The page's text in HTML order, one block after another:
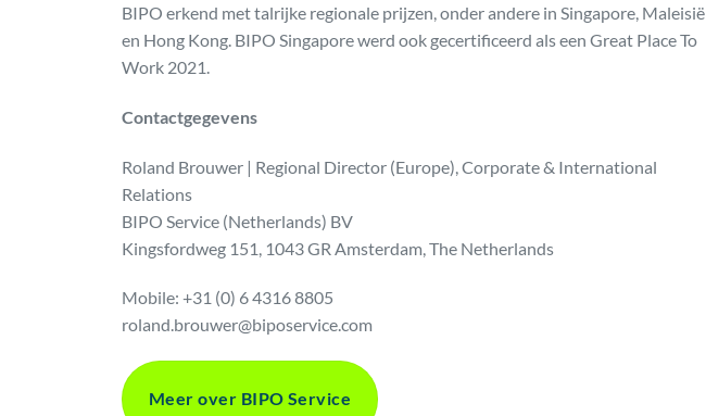
BIPO erkend met talrijke regionale prijzen, onder andere in Singapore, Maleisië
en Hong Kong. BIPO Singapore werd ook gecertificeerd als een Great Place To
Work 2021.
Contactgegevens
Roland Brouwer | Regional Director (Europe), Corporate & International
Relations
BIPO Service (Netherlands) BV
Kingsfordweg 151, 1043 GR Amsterdam, The Netherlands
Mobile: +31 (0) 6 4316 8805
roland.brouwer@biposervice.com
Meer over BIPO Service